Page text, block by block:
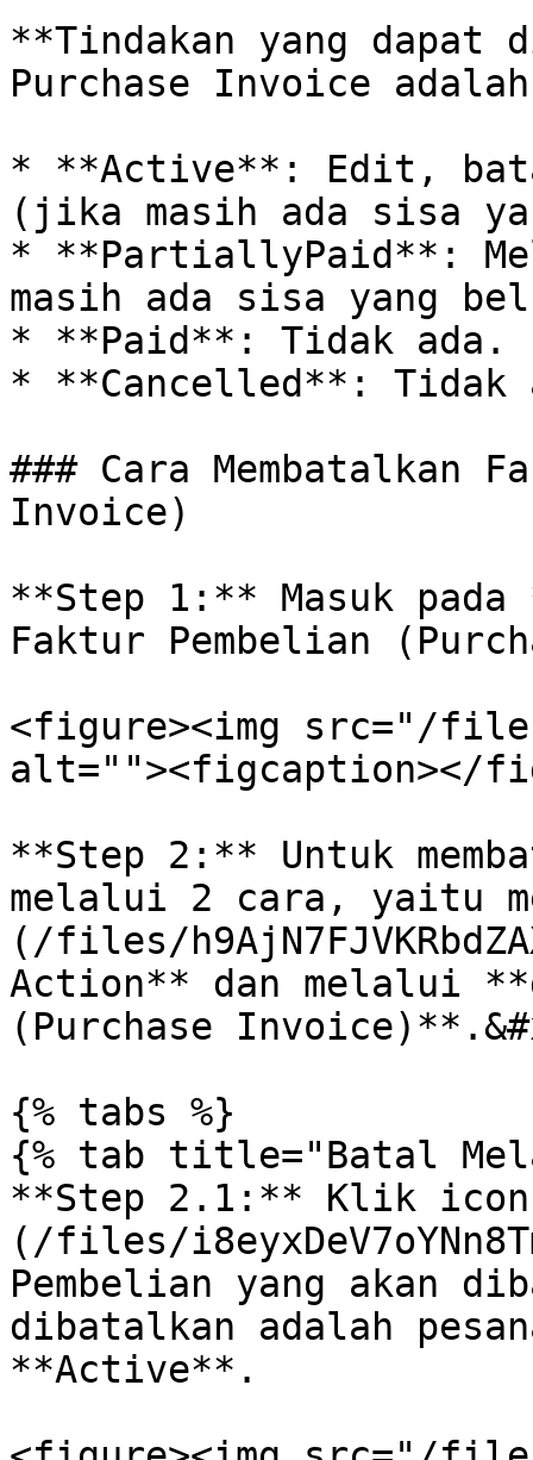
**Tindakan yang
Purchase Invoice
* **Active**: Edit,
(jika masih ada sisa
* **PartiallyPaid**:
masih ada sisa yang
* **Paid**: Tidak ada.
* **Cancelled**: Tidak
### Cara Membatalkan
Invoice)
**Step 1:** Masuk pada
Faktur Pembelian
<figure><img src="/files/
alt=""><figcaption></
**Step 2:** Untuk
melalui 2 cara, yaitu
(/files/
Action** dan melalui
(Purchase
{% tabs %}
{% tab title="Batal
**Step 2.1:** Klik
(/files/
Pembelian yang akan
dibatalkan adalah
**Active**.